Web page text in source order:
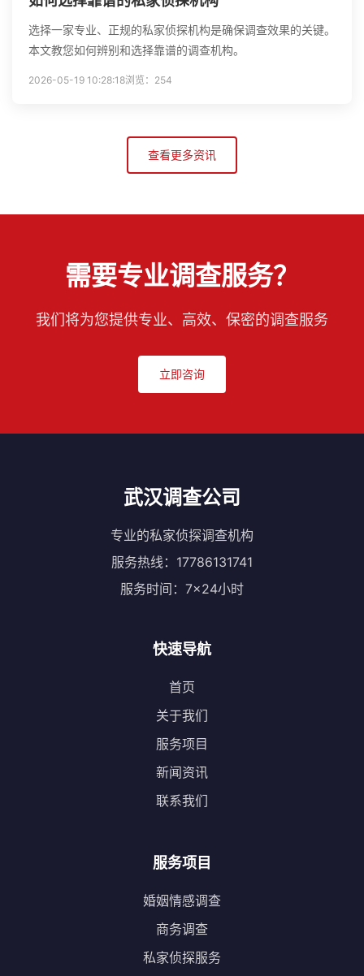
选择一家专业、正规的私家侦探机构是确保调查效果的关键。
本文教您如何辨别和选择靠谱的调查机构。
2026-05-19 10:28:18浏览：254
查看更多资讯
需要专业调查服务？
我们将为您提供专业、高效、保密的调查服务
立即咨询
武汉调查公司
专业的私家侦探调查机构
服务热线：17786131741
服务时间：7×24小时
快速导航
首页
关于我们
服务项目
新闻资讯
联系我们
服务项目
婚姻情感调查
商务调查
私家侦探服务